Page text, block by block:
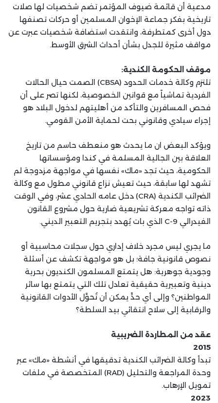
مدعية أن قائمة ضيوف المؤتمر تضم شخصيات لها صلات
تاريخية بفكر جماعة الإخوان المسلمين أو حركات تصنفها
دول أخرى كمتطرفة، وانتقدت استضافة شخصيات عبرت عن
مواقف مثيرة للجدل بشأن أحداث الشرق الأوسط.
موقف الحكومة الكندية:
تلتزم وكالة خدمات الحدود (CBSA) الصمت حيال الحالات
الفردية تماشياً مع قوانين الخصوصية، لكنها تصر على أن
فحص المسافرين والتأكد من أهليتهم لدخول البلاد هو
إجراء سيادي وقانوني بحت لحماية الأمن القومي.
ويؤكد البعض ان ما يحدث هو منعطف حاسم من تاريخ
العلاقة بين الجالية المسلمة في كندا ومؤسساتها
الحكومية، حيث تجد «ماك» نفسها في مواجهة مزدوجة لم
تشهد لها سابقة، حيث تعيش نزاع قانوني مطول مع وكالة
الضرائب الكندية (CRA) دخل عامه الحادي عشر، وفي الوقت
ذاته تواجه معركة تشريعية ضارية حول مشروع القانون
الفيدرالي C-9 الذي بات يُهدد بتجريم التعبير الديني.
ما يجري ليس مجرد خلاف إداري حول سجلات محاسبية أو
نصوص قانونية جافة؛ بل هو مواجهة تكشف عن أسئلة
وجودية جوهرية: هل يتمتع المسلمون الكنديون بحرية
دينية وتعبيرية حقيقية تعادل تلك التي يتمتع بها سائر
المواطنين؟ وإلى أي حدٍّ يمكن أن تُحوَّل الأدوات القانونية
والرقابية إلى سلاح انتقائي بيد السلطة؟
عقد من المطاردة الضريبية
2015
تبدأ وكالة الضرائب الكندية تدقيقها في أنشطة «ماك» عبر
وحدة المراجعة والتحليل (RAD) المتخصصة في ملفات
تمويل الإرهاب.
2023